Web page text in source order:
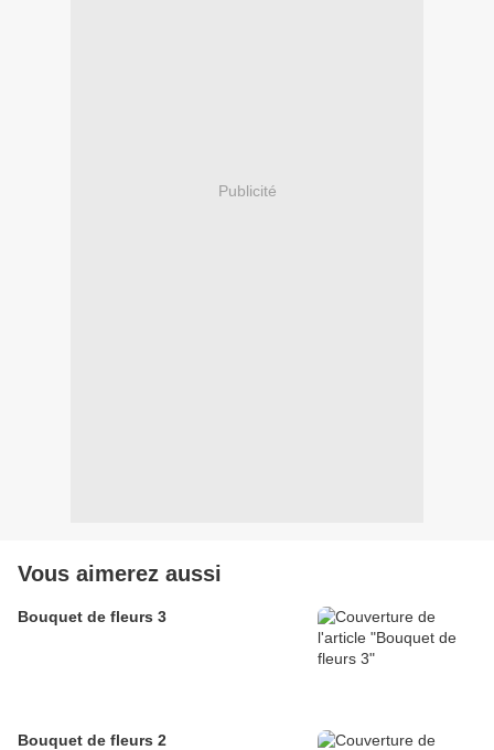
Publicité
Vous aimerez aussi
Bouquet de fleurs 3
Bouquet de fleurs 2